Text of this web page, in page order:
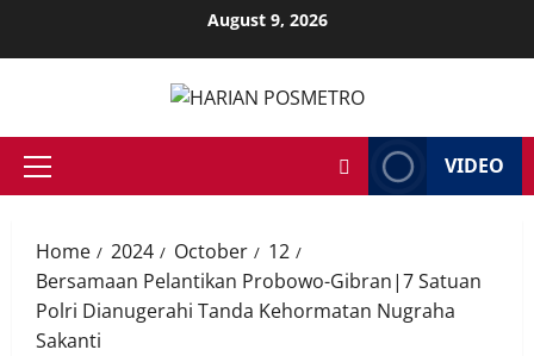
August 9, 2026
Primary
VIDEO
Home 2024 October
12
Bersamaan Pelantikan Probowo-Gibran|7 Satuan
Polri Dianugerahi Tanda Kehormatan Nugraha
Sakanti